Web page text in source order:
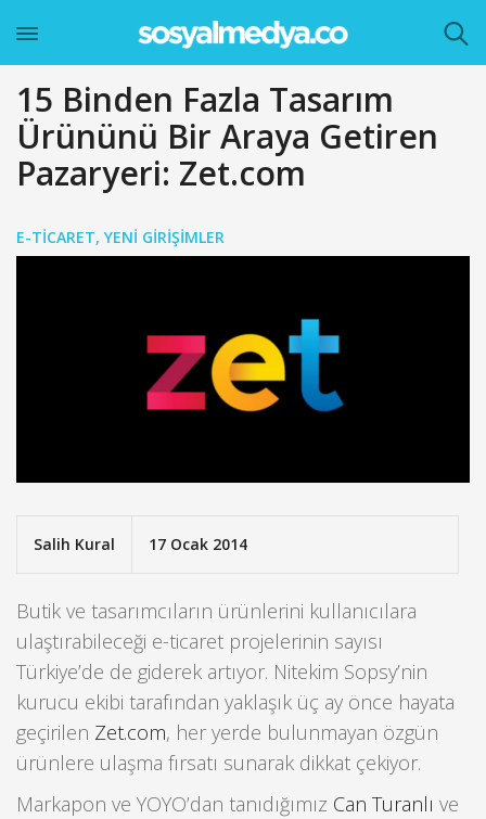
15 Binden Fazla Tasarım
Ürününü Bir Araya Getiren
Pazaryeri: Zet.com
E-TICARET, YENI GIRIŞIMLER
Salih Kural 17 Ocak 2014
Butik ve tasarımcıların ürünlerini kullanıcılara
ulaştırabileceği e-ticaret projelerinin sayısı
Türkiye’de de giderek artıyor. Nitekim Sopsy’nin
kurucu ekibi tarafından yaklaşık üç ay önce hayata
geçirilen Zet.com, her yerde bulunmayan özgün
ürünlere ulaşma fırsatı sunarak dikkat çekiyor.
Markapon ve YOYO’dan tanıdığımız Can Turanlı ve